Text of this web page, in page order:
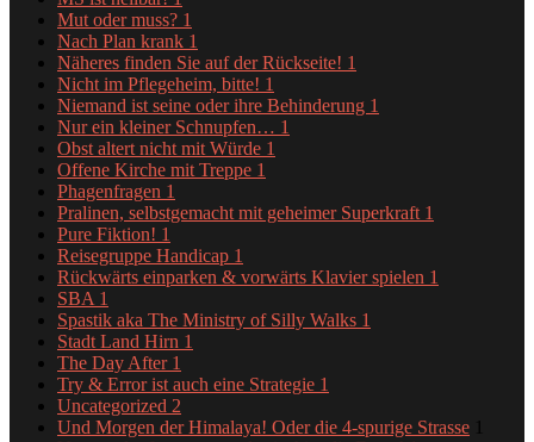
Mut oder muss? 1
Nach Plan krank 1
Näheres finden Sie auf der Rückseite! 1
Nicht im Pflegeheim, bitte! 1
Niemand ist seine oder ihre Behinderung 1
Nur ein kleiner Schnupfen… 1
Obst altert nicht mit Würde 1
Offene Kirche mit Treppe 1
Phagenfragen 1
Pralinen, selbstgemacht mit geheimer Superkraft 1
Pure Fiktion! 1
Reisegruppe Handicap 1
Rückwärts einparken & vorwärts Klavier spielen 1
SBA 1
Spastik aka The Ministry of Silly Walks 1
Stadt Land Hirn 1
The Day After 1
Try & Error ist auch eine Strategie 1
Uncategorized 2
Und Morgen der Himalaya! Oder die 4-spurige Strasse 1